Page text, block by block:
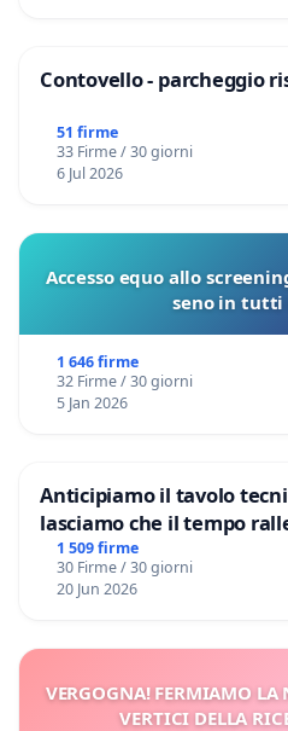
Contovello - parcheggio
51 firme
33 Firme / 30 giorni
6 Jul 2026
Accesso equo allo
seno in tutti
1 646 firme
32 Firme / 30 giorni
5 Jan 2026
Anticipiamo il tavolo
lasciamo che il tempo
Domenico Racanati
1 509 firme
30 Firme / 30 giorni
20 Jun 2026
VERGOGNA! FERMIAMO
VERTICI DELLA